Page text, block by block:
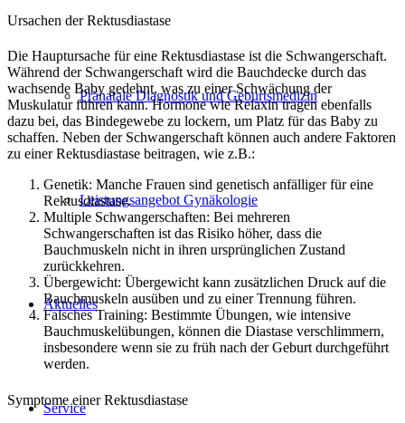
Pränatale Diagnostik und Geburtsmedizin
Leistungsangebot Gynäkologie
Aktuelles
Service
Ursachen der Rektusdiastase
Die Hauptursache für eine Rektusdiastase ist die Schwangerschaft.
Während der Schwangerschaft wird die Bauchdecke durch das
wachsende Baby gedehnt, was zu einer Schwächung der
Muskulatur führen kann. Hormone wie Relaxin tragen ebenfalls
dazu bei, das Bindegewebe zu lockern, um Platz für das Baby zu
schaffen. Neben der Schwangerschaft können auch andere Faktoren
zu einer Rektusdiastase beitragen, wie z.B.:
Genetik: Manche Frauen sind genetisch anfälliger für eine
Rektusdiastase.
Multiple Schwangerschaften: Bei mehreren
Schwangerschaften ist das Risiko höher, dass die
Bauchmuskeln nicht in ihren ursprünglichen Zustand
zurückkehren.
Übergewicht: Übergewicht kann zusätzlichen Druck auf die
Bauchmuskeln ausüben und zu einer Trennung führen.
Falsches Training: Bestimmte Übungen, wie intensive
Bauchmuskelübungen, können die Diastase verschlimmern,
insbesondere wenn sie zu früh nach der Geburt durchgeführt
werden.
Symptome einer Rektusdiastase